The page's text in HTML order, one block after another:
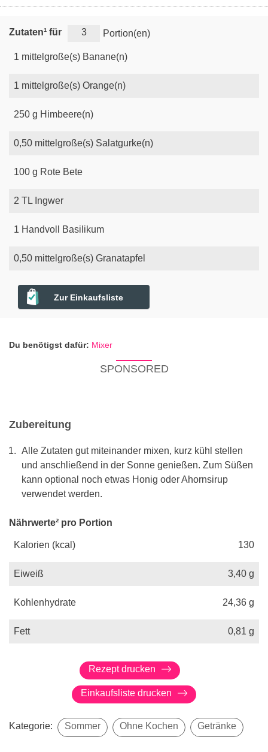
Zutaten¹ für Portion(en)
1 mittelgroße(s) Banane(n)
1 mittelgroße(s) Orange(n)
250 g Himbeere(n)
0,50 mittelgroße(s) Salatgurke(n)
100 g Rote Bete
2 TL Ingwer
1 Handvoll Basilikum
0,50 mittelgroße(s) Granatapfel
Zur Einkaufsliste
Du benötigst dafür: Mixer
SPONSORED
Zubereitung
Alle Zutaten gut miteinander mixen, kurz kühl stellen
und anschließend in der Sonne genießen. Zum Süßen
kann optional noch etwas Honig oder Ahornsirup
verwendet werden.
Nährwerte² pro Portion
Kalorien (kcal) 130
Eiweiß 3,40 g
Kohlenhydrate 24,36 g
Fett 0,81 g
Rezept drucken
Einkaufsliste drucken
Kategorie: Sommer Ohne Kochen Getränke